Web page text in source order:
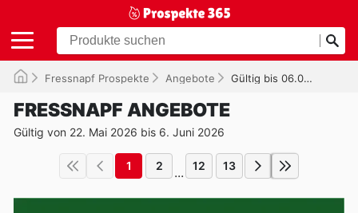
Fressnapf Prospekte Angebote Gültig bis 06.06.2026
FRESSNAPF ANGEBOTE
Gültig von 22. Mai 2026 bis 6. Juni 2026
1 2 ... 12 13